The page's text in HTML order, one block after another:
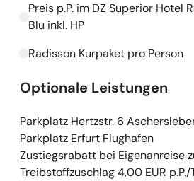
Kapazitäten werden geladen
Preis p.P. im DZ Superior Hotel
Blu inkl. HP
Kapazitäten werden geladen
Radisson Kurpaket pro Person
Optionale Leistungen
Parkplatz Hertzstr. 6
Parkplatz Erfurt Flughafen
Zustiegsrabatt bei Eigenanreise
Treibstoffzuschlag 4,00 EUR p.P./